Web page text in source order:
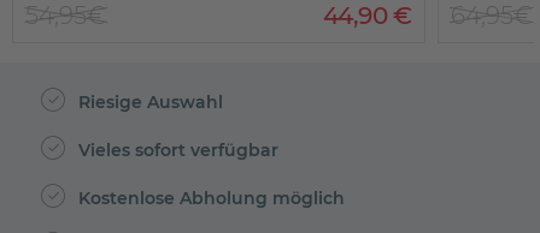
44,90€
54,95€ 64,95€
Riesige Auswahl
Vieles sofort verfügbar
Kostenlose Abholung möglich